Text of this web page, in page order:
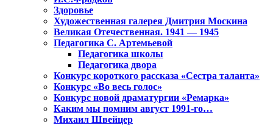
Здоровье
Художественная галерея Дмитрия Москина
Великая Отечественная. 1941 — 1945
Педагогика С. Артемьевой
Педагогика школы
Педагогика двора
Конкурс короткого рассказа «Сестра таланта»
Конкурс «Во весь голос»
Конкурс новой драматургии «Ремарка»
Каким мы помним август 1991-го…
Михаил Швейцер